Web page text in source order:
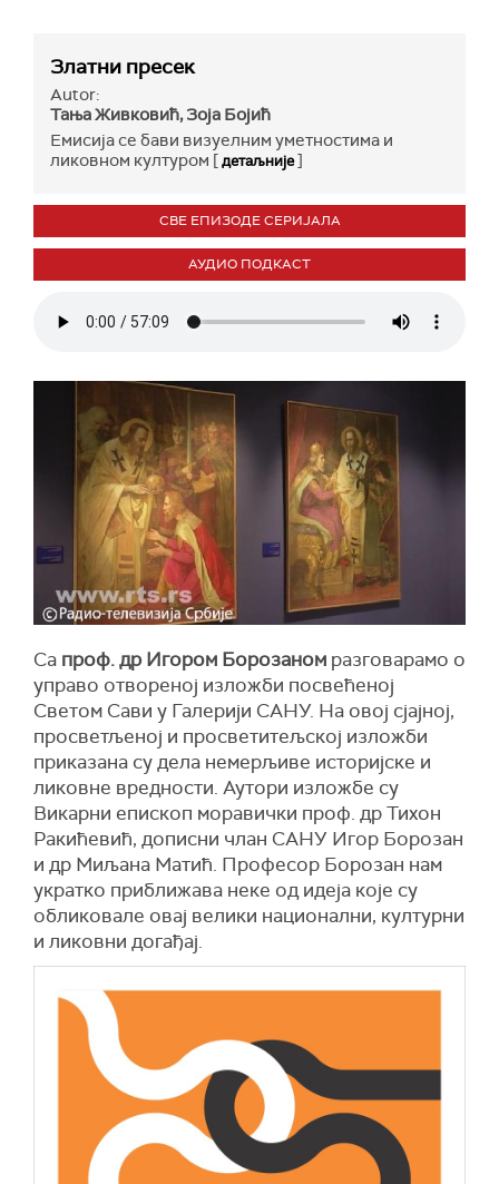
Златни пресек
Autor:
Тања Живковић, Зоја Бојић
Емисија се бави визуелним уметностима и
ликовном културом [детаљније]
СВЕ ЕПИЗОДЕ СЕРИЈАЛА
АУДИО ПОДКАСТ
Са проф. др Игором Борозаном разговарамо о
управо отвореној изложби посвећеној
Светом Сави у Галерији САНУ. На овој сјајној,
просветљеној и просветитељској изложби
приказана су дела немерљиве историјске и
ликовне вредности. Аутори изложбе су
Викарни eпископ моравички проф. др Тихон
Ракићевић, дописни члан САНУ Игор Борозан
и др Миљана Матић. Професор Борозан нам
укратко приближава неке од идеја које су
обликовале овај велики национални, културни
и ликовни догађај.